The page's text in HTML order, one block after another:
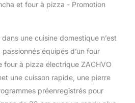
une cuisine domestique n’est
équipés d’un four
four à pizza électrique ZACHVO
une cuisson rapide, une pierre
préenregistrés pour